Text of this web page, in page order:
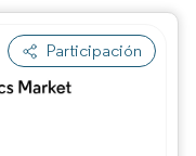
Participación